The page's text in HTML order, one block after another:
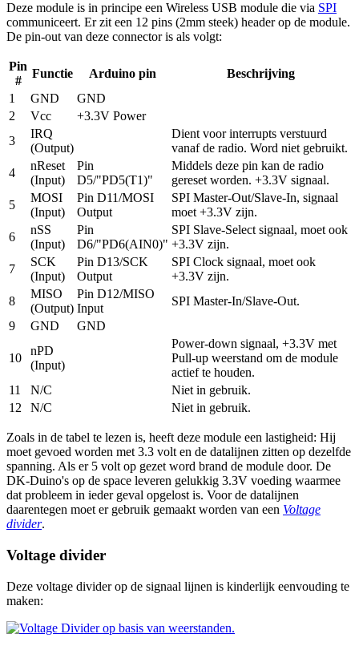
Deze module is in principe een Wireless USB module die via SPI
communiceert. Er zit een 12 pins (2mm steek) header op de module.
De pin-out van deze connector is als volgt:
Pin
#
Functie Arduino pin
Beschrijving
1
GND
GND
2
Vcc
+3.3V Power
3
IRQ
(Output)
Dient voor interrupts verstuurd
vanaf de radio. Word niet gebruikt.
4
nReset
(Input)
Pin
D5/"PD5(T1)"
Middels deze pin kan de radio
gereset worden. +3.3V signaal.
5
MOSI
(Input)
Pin D11/MOSI
Output
SPI Master-Out/Slave-In, signaal
moet +3.3V zijn.
6
nSS
(Input)
Pin
D6/"PD6(AIN0)"
SPI Slave-Select signaal, moet ook
+3.3V zijn.
7
SCK
(Input)
Pin D13/SCK
Output
SPI Clock signaal, moet ook
+3.3V zijn.
8
MISO
(Output)
Pin D12/MISO
Input
SPI Master-In/Slave-Out.
9
GND GND
10
nPD
(Input)
Power-down signaal, +3.3V met
Pull-up weerstand om de module
actief te houden.
11
N/C
Niet in gebruik.
12
N/C Niet in gebruik.
Zoals in de tabel te lezen is, heeft deze module een lastigheid: Hij
moet gevoed worden met 3.3 volt en de datalijnen zitten op dezelfde
spanning. Als er 5 volt op gezet word brand de module door. De
DK-Duino's op de space leveren gelukkig 3.3V voeding waarmee
dat probleem in ieder geval opgelost is. Voor de datalijnen
daarentegen moet er gebruik gemaakt worden van een Voltage
divider.
Voltage divider
Deze voltage divider op de signaal lijnen is kinderlijk eenvouding te
maken: